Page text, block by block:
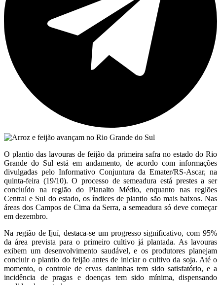
O plantio das lavouras de feijão da primeira safra no estado do Rio
Grande do Sul está em andamento, de acordo com informações
divulgadas pelo Informativo Conjuntura da Emater/RS-Ascar, na
quinta-feira (19/10). O processo de semeadura está prestes a ser
concluído na região do Planalto Médio, enquanto nas regiões
Central e Sul do estado, os índices de plantio são mais baixos. Nas
áreas dos Campos de Cima da Serra, a semeadura só deve começar
em dezembro.
Na região de Ijuí, destaca-se um progresso significativo, com 95%
da área prevista para o primeiro cultivo já plantada. As lavouras
exibem um desenvolvimento saudável, e os produtores planejam
concluir o plantio do feijão antes de iniciar o cultivo da soja. Até o
momento, o controle de ervas daninhas tem sido satisfatório, e a
incidência de pragas e doenças tem sido mínima, dispensando